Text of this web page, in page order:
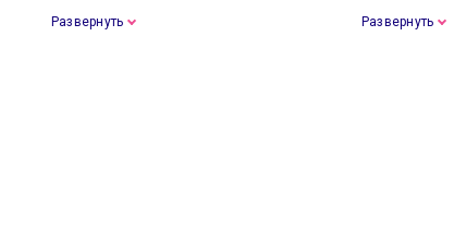
Развернуть Развернуть